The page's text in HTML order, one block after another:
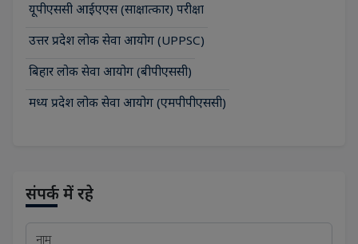
यूपीएससी आईएएस (साक्षात्कार) परीक्षा
उत्तर प्रदेश लोक सेवा आयोग (UPPSC)
बिहार लोक सेवा आयोग (बीपीएससी)
मध्य प्रदेश लोक सेवा आयोग (एमपीपीएससी)
संपर्क में रहे